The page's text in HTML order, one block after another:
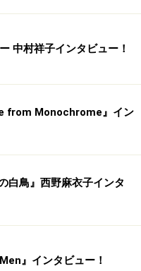
中村祥子インタビュー！
from Monochrome』イン
白鳥』西野麻衣子インタ
』インタビュー！